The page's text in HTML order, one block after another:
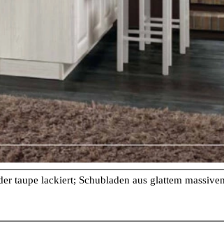
taupe lackiert; Schubladen aus glattem